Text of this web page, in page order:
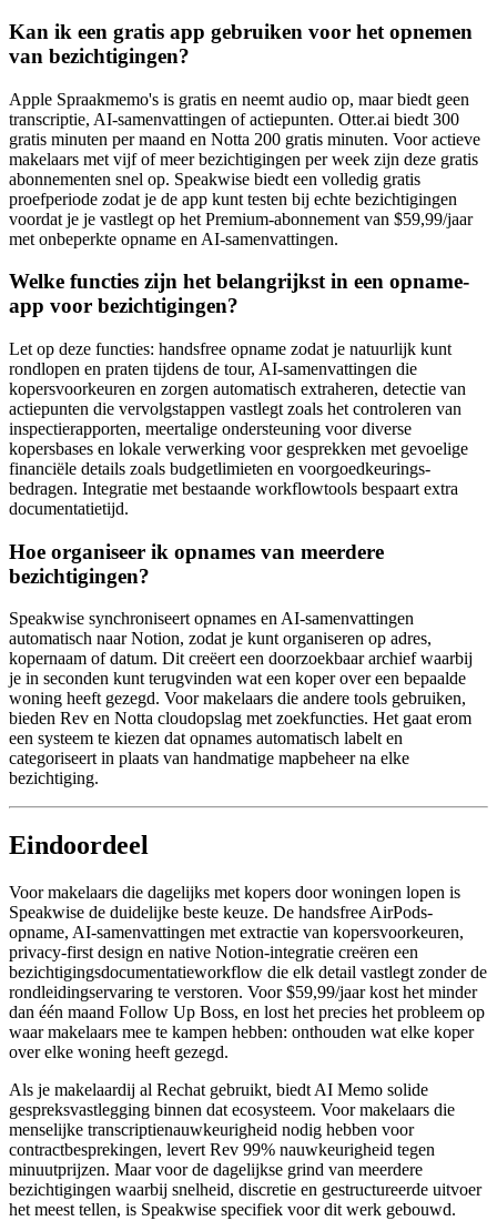
Kan ik een gratis app gebruiken voor het opnemen
van bezichtigingen?
Apple Spraakmemo's is gratis en neemt audio op, maar biedt geen
transcriptie, AI-samenvattingen of actiepunten. Otter.ai biedt 300
gratis minuten per maand en Notta 200 gratis minuten. Voor actieve
makelaars met vijf of meer bezichtigingen per week zijn deze gratis
abonnementen snel op. Speakwise biedt een volledig gratis
proefperiode zodat je de app kunt testen bij echte bezichtigingen
voordat je je vastlegt op het Premium-abonnement van $59,99/jaar
met onbeperkte opname en AI-samenvattingen.
Welke functies zijn het belangrijkst in een opname-
app voor bezichtigingen?
Let op deze functies: handsfree opname zodat je natuurlijk kunt
rondlopen en praten tijdens de tour, AI-samenvattingen die
kopersvoorkeuren en zorgen automatisch extraheren, detectie van
actiepunten die vervolgstappen vastlegt zoals het controleren van
inspectierapporten, meertalige ondersteuning voor diverse
kopersbases en lokale verwerking voor gesprekken met gevoelige
financiële details zoals budgetlimieten en voorgoedkeurings­
bedragen. Integratie met bestaande workflowtools bespaart extra
documentatietijd.
Hoe organiseer ik opnames van meerdere
bezichtigingen?
Speakwise synchroniseert opnames en AI-samenvattingen
automatisch naar Notion, zodat je kunt organiseren op adres,
kopernaam of datum. Dit creëert een doorzoekbaar archief waarbij
je in seconden kunt terugvinden wat een koper over een bepaalde
woning heeft gezegd. Voor makelaars die andere tools gebruiken,
bieden Rev en Notta cloudopslag met zoekfuncties. Het gaat erom
een systeem te kiezen dat opnames automatisch labelt en
categoriseert in plaats van handmatige mapbeheer na elke
bezichtiging.
Eindoordeel
Voor makelaars die dagelijks met kopers door woningen lopen is
Speakwise de duidelijke beste keuze. De handsfree AirPods-
opname, AI-samenvattingen met extractie van kopersvoorkeuren,
privacy-first design en native Notion-integratie creëren een
bezichtigingsdocumentatie­workflow die elk detail vastlegt zonder de
rondleidingservaring te verstoren. Voor $59,99/jaar kost het minder
dan één maand Follow Up Boss, en lost het precies het probleem op
waar makelaars mee te kampen hebben: onthouden wat elke koper
over elke woning heeft gezegd.
Als je makelaardij al Rechat gebruikt, biedt AI Memo solide
gespreks­vastlegging binnen dat ecosysteem. Voor makelaars die
menselijke transcriptie­nauwkeurigheid nodig hebben voor
contractbesprekingen, levert Rev 99% nauwkeurigheid tegen
minuutprijzen. Maar voor de dagelijkse grind van meerdere
bezichtigingen waarbij snelheid, discretie en gestructureerde uitvoer
het meest tellen, is Speakwise specifiek voor dit werk gebouwd.